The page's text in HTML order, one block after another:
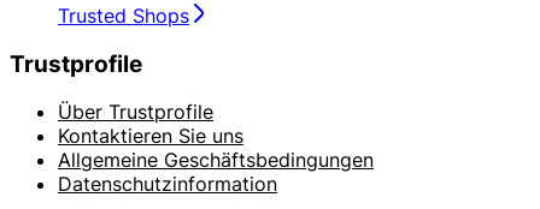
Trusted Shops
Trustprofile
Über Trustprofile
Kontaktieren Sie uns
Allgemeine Geschäftsbedingungen
Datenschutzinformation